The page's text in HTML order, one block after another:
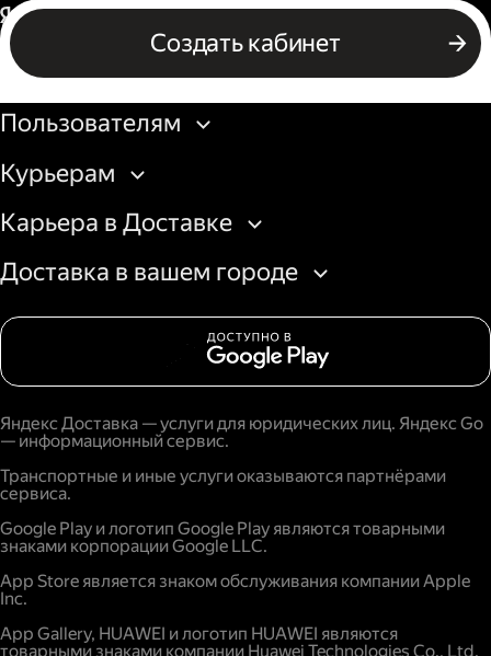
Создать кабинет
Россия
Бизнесу
Пользователям
Курьерам
Карьера в Доставке
Доставка в вашем городе
Яндекс Доставка — услуги для юридических лиц. Яндекс Go
— информационный сервис.
Транспортные и иные услуги оказываются партнёрами
сервиса.
Google Play и логотип Google Play являются товарными
знаками корпорации Google LLC.
App Store является знаком обслуживания компании Apple
Inc.
App Gallery, HUAWEI и логотип HUAWEI являются
товарными знаками компании Huawei Technologies Co., Ltd.